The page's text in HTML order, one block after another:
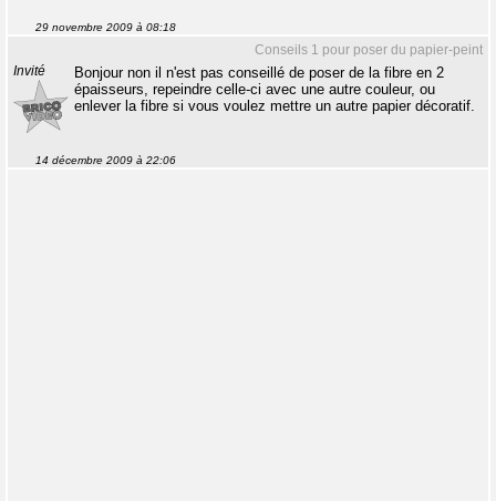
29 novembre 2009 à 08:18
Conseils 1 pour poser du papier-peint
Invité
Bonjour non il n'est pas conseillé de poser de la fibre en 2
épaisseurs, repeindre celle-ci avec une autre couleur, ou
enlever la fibre si vous voulez mettre un autre papier décoratif.
14 décembre 2009 à 22:06